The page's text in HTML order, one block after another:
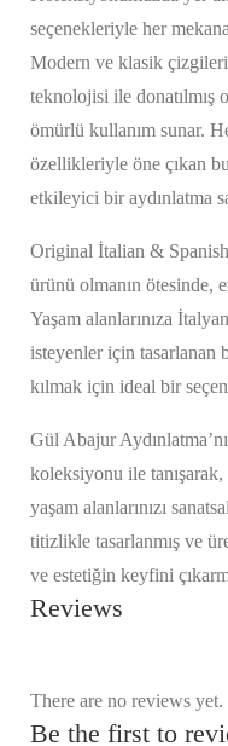
seçenekleriyle her
Modern ve klasik
teknolojisi ile
ömürlü kullanım sunar.
özellikleriyle öne çıkan
etkileyici bir aydınlatma
Original İtalian &
ürünü olmanın ötesinde,
Yaşam alanlarınıza
isteyenler için tasarlanan
kılmak için ideal bir
Gül Abajur
koleksiyonu ile
yaşam alanlarınızı
titizlikle tasarlanmış ve
ve estetiğin keyfini
Reviews
There are no reviews yet.
Be the first to